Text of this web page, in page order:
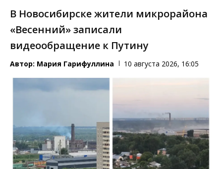
В Новосибирске жители микрорайона
«Весенний» записали
видеообращение к Путину
Автор: Мария Гарифуллина 10 августа 2026, 16:05